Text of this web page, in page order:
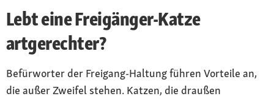
Lebt eine Freigänger-Katze
artgerechter?
Befürworter der Freigang-Haltung führen Vorteile an,
die außer Zweifel stehen. Katzen, die draußen